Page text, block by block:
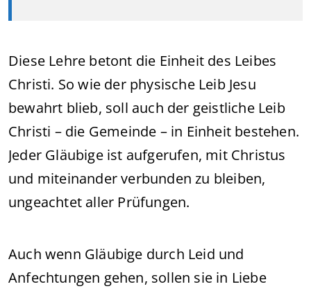
Diese Lehre betont die Einheit des Leibes
Christi. So wie der physische Leib Jesu
bewahrt blieb, soll auch der geistliche Leib
Christi – die Gemeinde – in Einheit bestehen.
Jeder Gläubige ist aufgerufen, mit Christus
und miteinander verbunden zu bleiben,
ungeachtet aller Prüfungen.
Auch wenn Gläubige durch Leid und
Anfechtungen gehen, sollen sie in Liebe